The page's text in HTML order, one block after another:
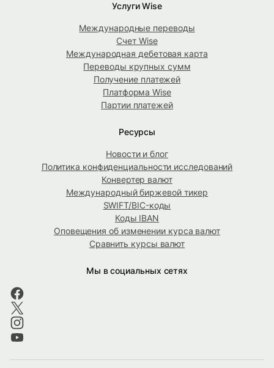
Услуги Wise
Международные переводы
Счет Wise
Международная дебетовая карта
Переводы крупных сумм
Получение платежей
Платформа Wise
Партии платежей
Ресурсы
Новости и блог
Политика конфиденциальности исследований
Конвертер валют
Международный биржевой тикер
SWIFT/BIC-коды
Коды IBAN
Оповещения об изменении курса валют
Сравнить курсы валют
Мы в социальных сетях